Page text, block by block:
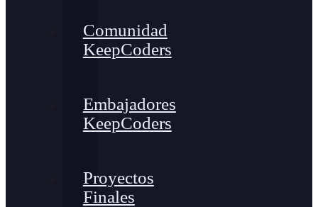
Comunidad
KeepCoders
Embajadores
KeepCoders
Proyectos
Finales